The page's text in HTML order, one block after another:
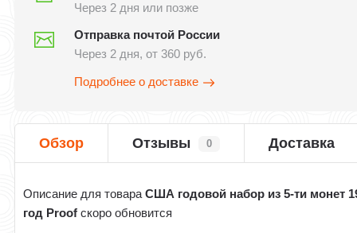
Через 2 дня или позже
Отправка почтой России
Через 2 дня, от 360 руб.
Подробнее о доставке
Обзор Отзывы 0 Доставка
Описание для товараСША годовой набор из 5-ти монет
год Proof скоро обновится